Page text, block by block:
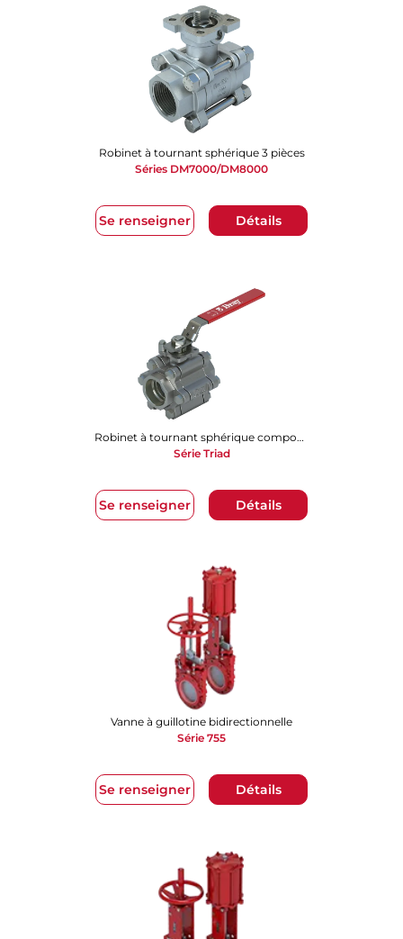
Se renseigner Détails
Robinet à tournant sphérique 3 pièces
Séries DM7000/DM8000
Se renseigner Détails
Robinet à tournant sphérique composé de 3 pièces
Série Triad
Se renseigner Détails
Vanne à guillotine bidirectionnelle
Série 755